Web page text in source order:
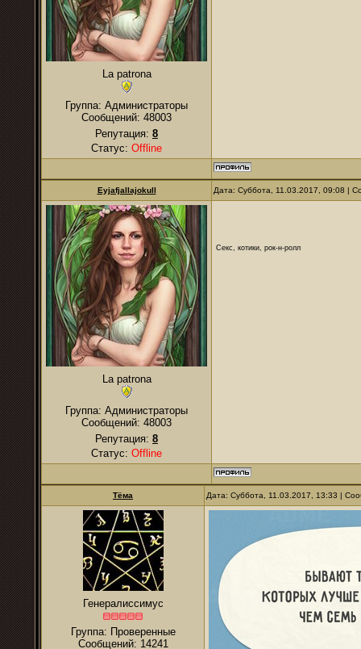
La patrona
Группа: Администраторы
Сообщений: 48003
Репутация: 8
Статус: Offline
Eyjafjallajokull Дата: Суббота, 11.03.2017, 09:08 |
La patrona
Группа: Администраторы
Сообщений: 48003
Репутация: 8
Статус: Offline
Секс, котики, рок-н-ролл
Тёма Дата: Суббота, 11.03.2017, 13:33 |
Генералиссимус
Группа: Проверенные
Сообщений: 14241